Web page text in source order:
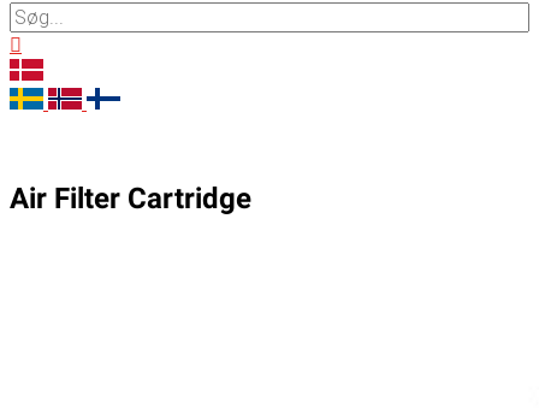
Søg
efter:
Air Filter Cartridge